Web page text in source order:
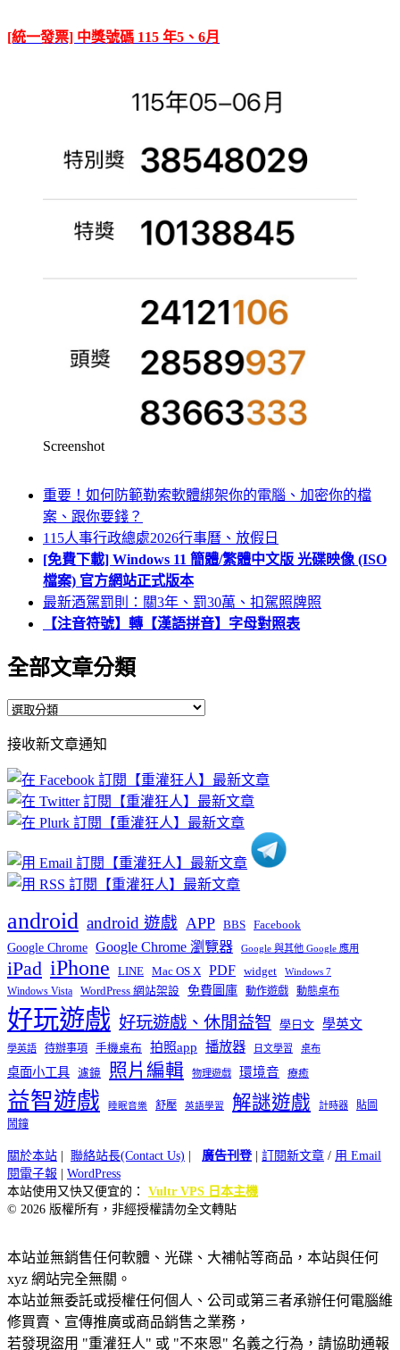
[統一發票] 中獎號碼 115 年5、6月
Screenshot
重要！如何防範勒索軟體綁架你的電腦、加密你的檔
案、跟你要錢？
115人事行政總處2026行事曆、放假日
[免費下載] Windows 11 簡體/繁體中文版 光碟映像 (ISO
檔案) 官方網站正式版本
最新酒駕罰則：關3年、罰30萬、扣駕照牌照
【注音符號】轉【漢語拼音】字母對照表
全部文章分類
全
文
章
分
類
接收新文章通知
android android 遊戲 APP BBS Facebook
Google Chrome Google Chrome 瀏覽器 Google 與其他 Google 應用
iPad iPhone LINE Mac OS X PDF widget Windows 7
Windows Vista WordPress 網站架設 免費圖庫 動作遊戲 動態桌布
好玩遊戲 好玩遊戲、休閒益智 學日文 學英文
學英語 待辦事項 手機桌布 拍照app 播放器 日文學習 桌布
桌面小工具 濾鏡 照片編輯 物理遊戲 環境音 療癒
益智遊戲 睡眠音樂 舒壓 英語學習 解謎遊戲 計時器
貼圖
鬧鐘
關於本站 聯絡站長(Contact Us) 廣告刊登| 訂閱新文章 / 用 Email
閱電子報
WordPress
本站使用又快又便宜的： Vultr VPS 日本主機
© 2026 版權所有，非經授權請勿全文轉貼
本站並無銷售任何軟體、光碟、大補帖等商品，本站與任何
xyz 網站完全無關。
本站並無委託或授權任何個人、公司或第三者承辦任何電腦維
修買賣、宣傳推廣或商品銷售之業務，
若發現盜用 "重灌狂人" 或 "不來恩" 名義之行為，請協助通報